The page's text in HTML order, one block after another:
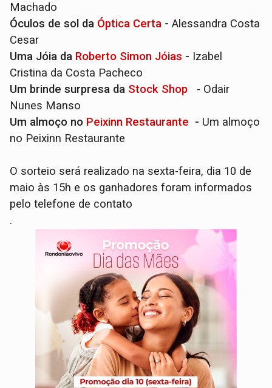
Machado
Óculos de sol da Óptica Certa -Alessandra Costa
Cesar
Uma Jóia da Roberto Simon Jóias - Izabel
Cristina da Costa Pacheco
Um brinde surpresa da Stock Shop
- Odair
Nunes Manso
Um almoço no Peixinn Restaurante - Um almoço
no Peixinn Restaurante
O sorteio será realizado na sexta-feira, dia 10 de
maio às 15h e os ganhadores foram informados
pelo telefone de contato
.